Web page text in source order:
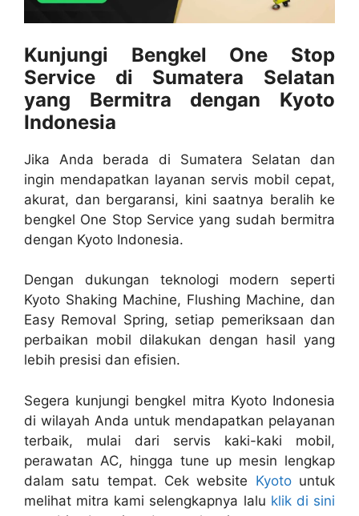
Kunjungi Bengkel One Stop
Service di Sumatera Selatan
yang Bermitra dengan Kyoto
Indonesia
Jika Anda berada di Sumatera Selatan dan
ingin mendapatkan layanan servis mobil cepat,
akurat, dan bergaransi, kini saatnya beralih ke
bengkel One Stop Service yang sudah bermitra
dengan Kyoto Indonesia.
Dengan dukungan teknologi modern seperti
Kyoto Shaking Machine, Flushing Machine, dan
Easy Removal Spring, setiap pemeriksaan dan
perbaikan mobil dilakukan dengan hasil yang
lebih presisi dan efisien.
Segera kunjungi bengkel mitra Kyoto Indonesia
di wilayah Anda untuk mendapatkan pelayanan
terbaik, mulai dari servis kaki-kaki mobil,
perawatan AC, hingga tune up mesin lengkap
dalam satu tempat. Cek website Kyotountuk
melihat mitra kami selengkapnya lalu klik di sini